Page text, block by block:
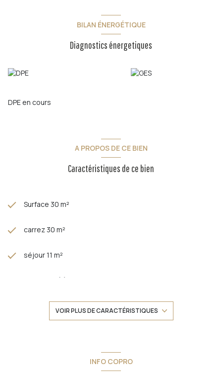
BILAN ÉNERGÉTIQUE
Diagnostics énergetiques
DPE en cours
A PROPOS DE CE BIEN
Caractéristiques de ce bien
Surface 30 m²
carrez 30 m²
séjour 11 m²
1 chambre(s)
VOIR PLUS DE CARACTÉRISTIQUES
INFO COPRO